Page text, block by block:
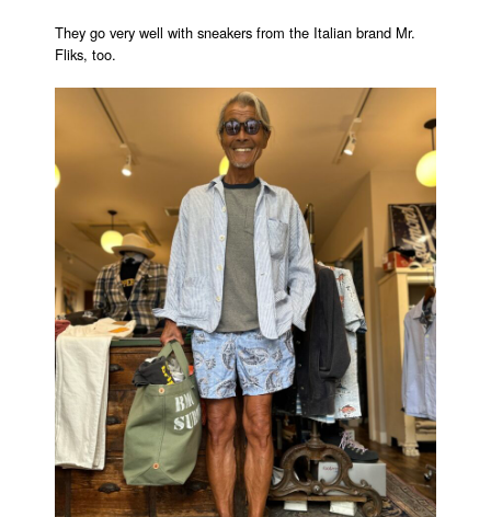
They go very well with sneakers from the Italian brand Mr.
Fliks, too.